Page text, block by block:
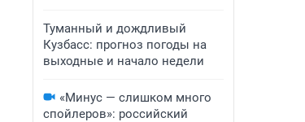
Туманный и дождливый
Кузбасс: прогноз погоды на
выходные и начало недели
«Минус — слишком много
спойлеров»: российский